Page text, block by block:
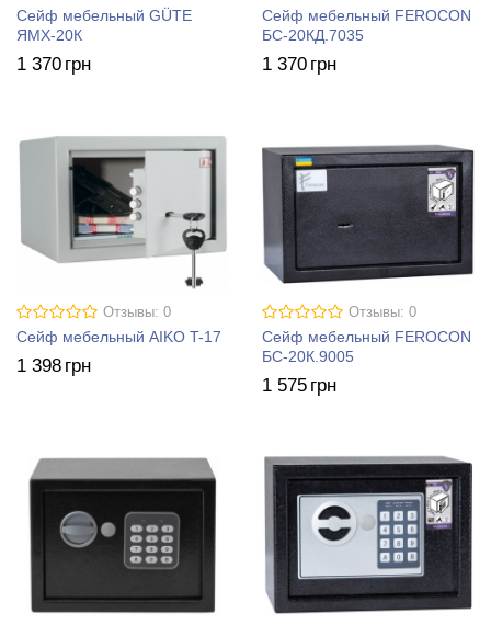
Сейф мебельный GÜTE
ЯМХ-20К
1 370 грн
Сейф мебельный FEROCON
БС-20КД.7035
1 370 грн
Отзывы: 0
Сейф мебельный AIKO T-17
1 398 грн
Отзывы: 0
Сейф мебельный FEROCON
БС-20К.9005
1 575 грн